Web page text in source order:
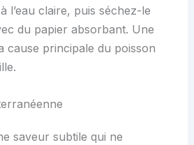
l’eau claire, puis séchez-le
du papier absorbant. Une
cause principale du poisson
saveur subtile qui ne